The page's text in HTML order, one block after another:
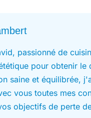
passionné de
pour obtenir
saine et équilibrée,
vous toutes mes
objectifs de perte